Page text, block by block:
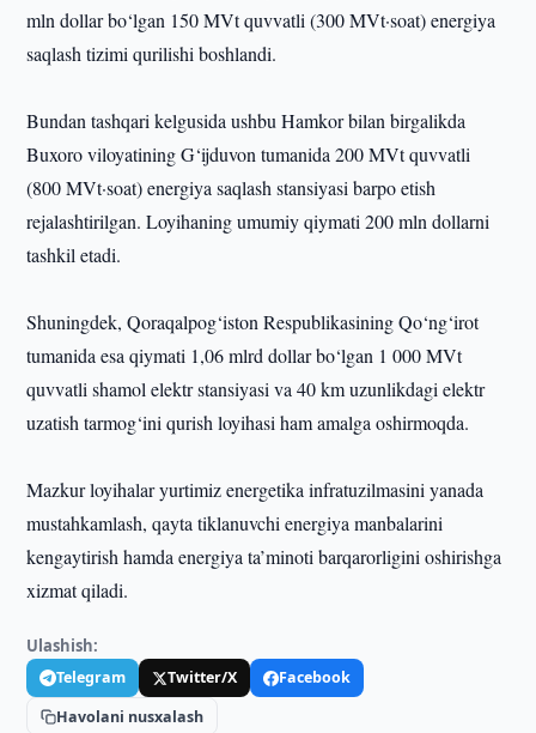
mln dollar bo‘lgan 150 MVt quvvatli (300 MVt·soat) energiya
saqlash tizimi qurilishi boshlandi.
Bundan tashqari kelgusida ushbu Hamkor bilan birgalikda
Buxoro viloyatining G‘ijduvon tumanida 200 MVt quvvatli
(800 MVt·soat) energiya saqlash stansiyasi barpo etish
rejalashtirilgan. Loyihaning umumiy qiymati 200 mln dollarni
tashkil etadi.
Shuningdek, Qoraqalpog‘iston Respublikasining Qo‘ng‘irot
tumanida esa qiymati 1,06 mlrd dollar bo‘lgan 1 000 MVt
quvvatli shamol elektr stansiyasi va 40 km uzunlikdagi elektr
uzatish tarmog‘ini qurish loyihasi ham amalga oshirmoqda.
Mazkur loyihalar yurtimiz energetika infratuzilmasini yanada
mustahkamlash, qayta tiklanuvchi energiya manbalarini
kengaytirish hamda energiya ta’minoti barqarorligini oshirishga
xizmat qiladi.
Ulashish:
Telegram Twitter/X
Facebook
Havolani nusxalash